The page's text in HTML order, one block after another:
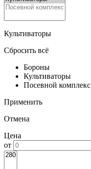
Культиваторы
Сбросить всё
Бороны
Культиваторы
Посевной комплекс
Применить
Отмена
Цена
от